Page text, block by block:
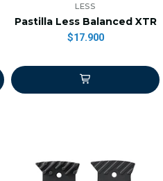
LESS
Pastilla Less Balanced XTR
$17.900